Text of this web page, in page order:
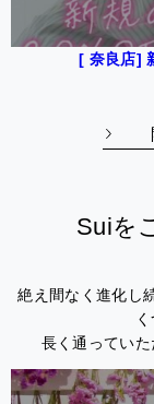
[ 奈良店]
Suiを
絶え間なく進化し
長く通っていた